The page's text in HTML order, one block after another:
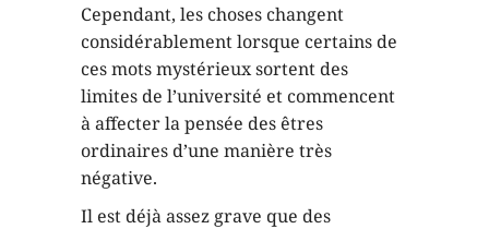
Cependant, les choses changent
considérablement lorsque certains de
ces mots mystérieux sortent des
limites de l’université et commencent
à affecter la pensée des êtres
ordinaires d’une manière très
négative.
Il est déjà assez grave que des